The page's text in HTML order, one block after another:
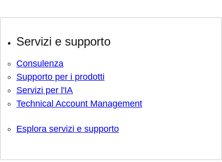
Servizi e supporto
Consulenza
Supporto per i prodotti
Servizi per l'IA
Technical Account Management
Esplora servizi e supporto